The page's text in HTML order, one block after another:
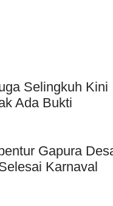
Selingkuh Kini
Ada Bukti
Gapura
Karnaval